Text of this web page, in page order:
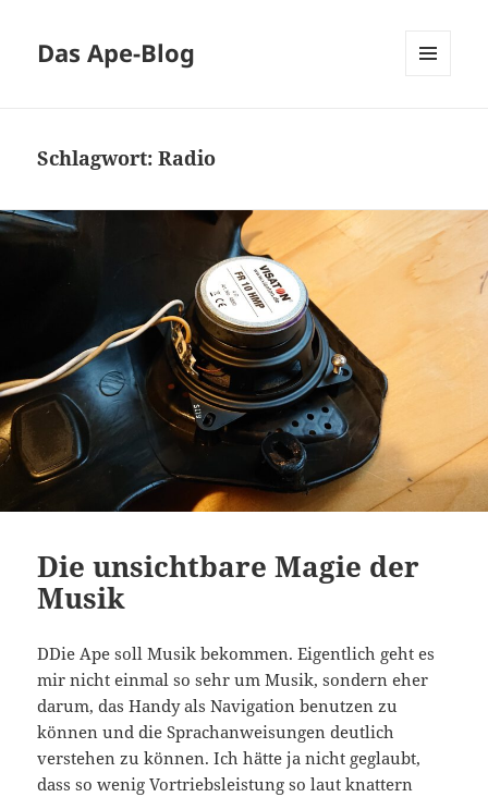
Das Ape-Blog
Schlagwort:Radio
Die unsichtbare Magie der
Musik
DDie Ape soll Musik bekommen. Eigentlich geht es
mir nicht einmal so sehr um Musik, sondern eher
darum, das Handy als Navigation benutzen zu
können und die Sprachanweisungen deutlich
verstehen zu können. Ich hätte ja nicht geglaubt,
dass so wenig Vortriebsleistung so laut knattern